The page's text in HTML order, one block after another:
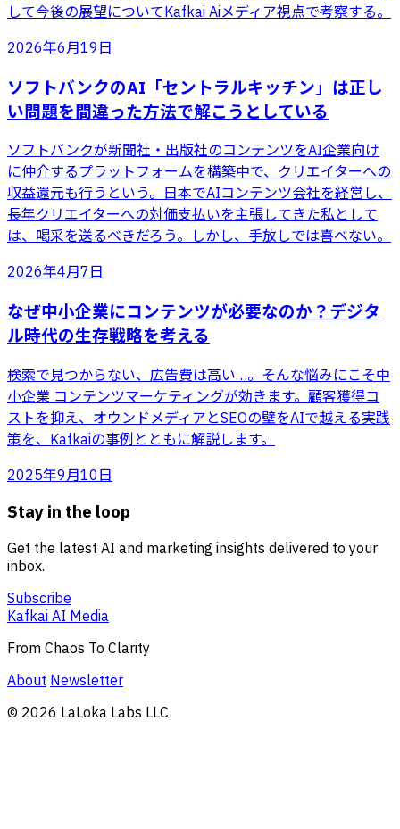
して今後の展望についてKafkai Aiメディア視点で考察する。
2026年6月19日
ソフトバンクのAI「セントラルキッチン」は正し
い問題を間違った方法で解こうとしている
ソフトバンクが新聞社・出版社のコンテンツをAI企業向け
に仲介するプラットフォームを構築中で、クリエイターへの
収益還元も行うという。日本でAIコンテンツ会社を経営し、
長年クリエイターへの対価支払いを主張してきた私として
は、喝采を送るべきだろう。しかし、手放しでは喜べない。
2026年4月7日
なぜ中小企業にコンテンツが必要なのか？デジタ
ル時代の生存戦略を考える
検索で見つからない、広告費は高い…。そんな悩みにこそ中
小企業 コンテンツマーケティングが効きます。顧客獲得コ
ストを抑え、オウンドメディアとSEOの壁をAIで越える実践
策を、Kafkaiの事例とともに解説します。
2025年9月10日
Stay in the loop
Get the latest AI and marketing insights delivered to your
inbox.
Subscribe
Kafkai AI Media
From Chaos To Clarity
About Newsletter
© 2026 LaLoka Labs LLC